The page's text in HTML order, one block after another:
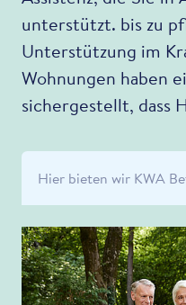
unterstützt. bis zu
Unterstützung im
Wohnungen haben
sichergestellt, dass
Hier bieten wir KWA